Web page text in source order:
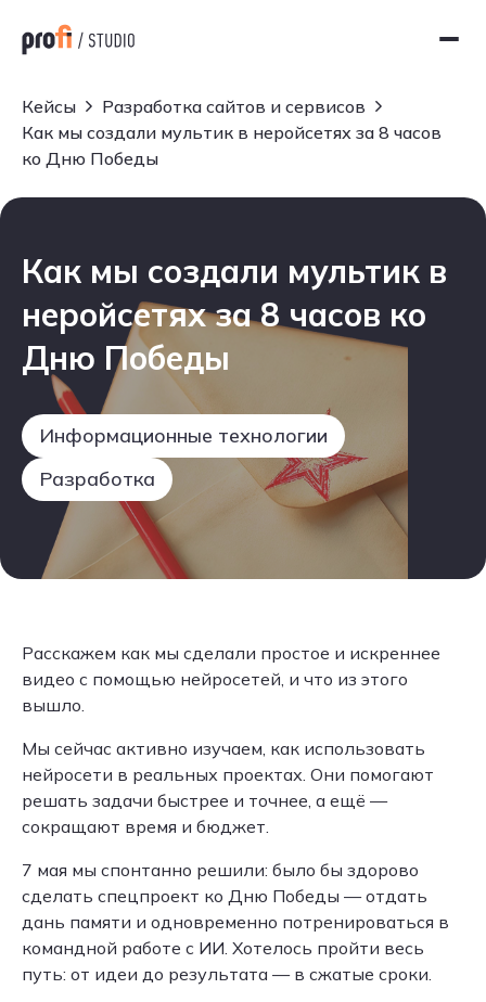
Кейсы
Разработка сайтов и сервисов
Как мы создали мультик в неройсетях за 8 часов
ко Дню Победы
Как мы создали мультик в
неройсетях за 8 часов ко
Дню Победы
Информационные технологии
Разработка
Расскажем как мы сделали простое и искреннее
видео с помощью нейросетей, и что из этого
вышло.
Мы сейчас активно изучаем, как использовать
нейросети в реальных проектах. Они помогают
решать задачи быстрее и точнее, а ещё —
сокращают время и бюджет.
7 мая мы спонтанно решили: было бы здорово
сделать спецпроект ко Дню Победы — отдать
дань памяти и одновременно потренироваться в
командной работе с ИИ. Хотелось пройти весь
путь: от идеи до результата — в сжатые сроки.